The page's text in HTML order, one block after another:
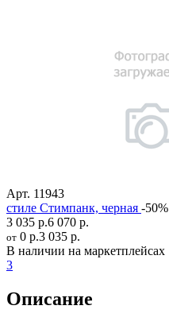
Арт. 11943
стиле Стимпанк, черная -50%
3 035 р.6 070 р.
от 0 р.3 035 р.
В наличии на маркетплейсах
3
Описание